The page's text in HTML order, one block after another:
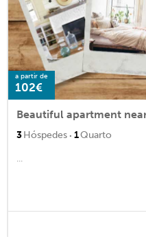
a partir de
102€
Beautiful apartment
3Hóspedes · 1Quarto
...